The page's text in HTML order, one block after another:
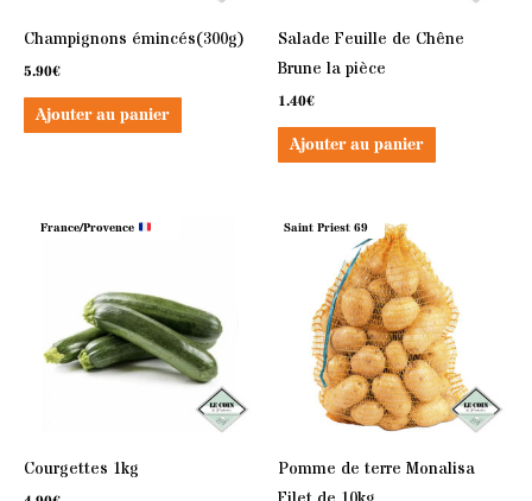
Champignons émincés(300g)
5.90€
Ajouter au panier
Salade Feuille de Chêne
Brune la pièce
1.40€
Ajouter au panier
France/Provence
Courgettes 1kg
Saint Priest 69
Pomme de terre Monalisa